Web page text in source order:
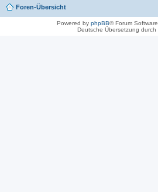
Foren-Übersicht
Powered by phpBB® Forum
Deutsche Übersetzung durch